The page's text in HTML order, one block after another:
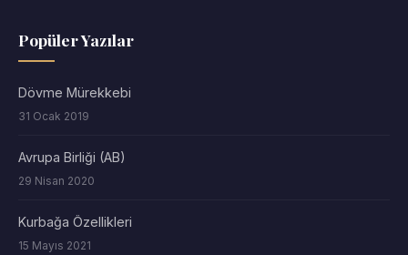
Popüler Yazılar
Dövme Mürekkebi
31 Ocak 2019
Avrupa Birliği (AB)
29 Nisan 2020
Kurbağa Özellikleri
15 Mayıs 2021